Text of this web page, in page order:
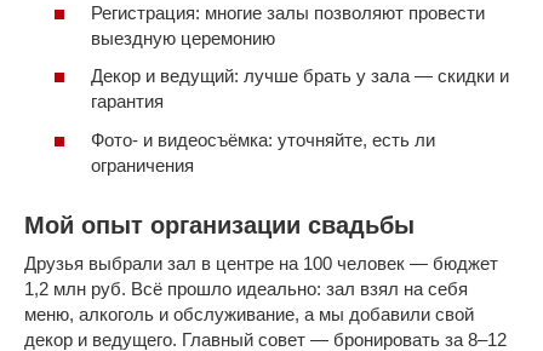
Регистрация: многие залы позволяют провести
выездную церемонию
Декор и ведущий: лучше брать у зала — скидки и
гарантия
Фото- и видеосъёмка: уточняйте, есть ли
ограничения
Мой опыт организации свадьбы
Друзья выбрали зал в центре на 100 человек — бюджет
1,2 млн руб. Всё прошло идеально: зал взял на себя
меню, алкоголь и обслуживание, а мы добавили свой
декор и ведущего. Главный совет — бронировать за 8–12